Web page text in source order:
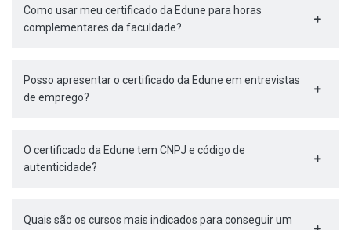
Como usar meu certificado da Edune para horas
complementares da faculdade?
Posso apresentar o certificado da Edune em entrevistas
de emprego?
O certificado da Edune tem CNPJ e código de
autenticidade?
Quais são os cursos mais indicados para conseguir um